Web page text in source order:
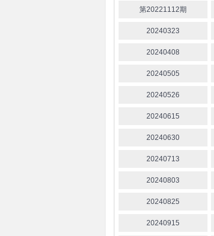
第20221112期
20240323
20240408
20240505
20240526
20240615
20240630
20240713
20240803
20240825
20240915